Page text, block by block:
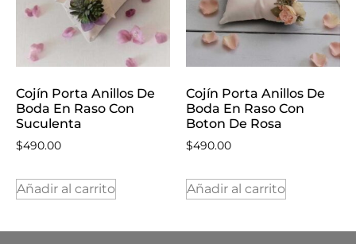
Cojín Porta Anillos De
Boda En Raso Con
Suculenta
$490.00
Añadir al carrito
Cojín Porta Anillos De
Boda En Raso Con
Boton De Rosa
$490.00
Añadir al carrito